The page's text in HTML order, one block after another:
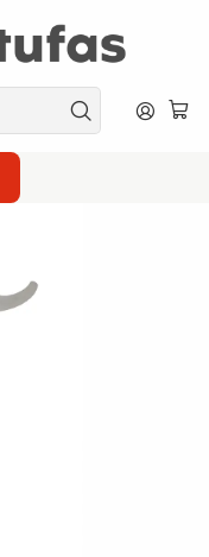
salir de casa!
Universal